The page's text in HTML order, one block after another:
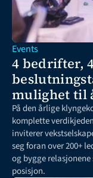
Events
4 bedrifter,
mulighet til
På den årlige
komplette
inviterer
seg foran over 200+
og bygge
posisjon.